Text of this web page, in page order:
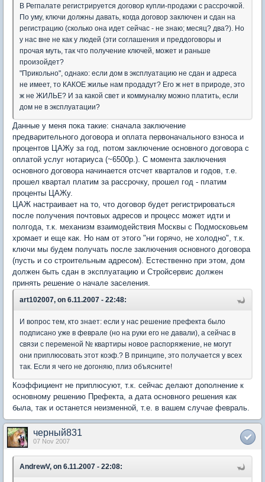
В Регпалате регистрируется договор купли-продажи с рассрочкой.
По уму, ключи должны давать, когда договор заключен и сдан на
регистрацию (сколько она идет сейчас - не знаю; месяц? два?). Но
у нас вне не как у людей (эти соглашения и преддоговоры и
прочая муть, так что получение ключей, может и раньше
произойдет?
"Прикольно", однако: если дом в эксплуатацию не сдан и адреса
не имеет, то КАКОЕ жилье нам продадут? Его ж нет в природе, это
ж не ЖИЛЬЕ? И за какой свет и коммуналку можно платить, если
дом не в эксплуатации?
Данные у меня пока такие: сначала заключение
предварительного договора и оплата первоначального взноса и
процентов ЦАЖу за год, потом заключение основного договора с
оплатой услуг нотариуса (~6500р.). С момента заключения
основного договора начинается отсчет кварталов и годов, т.е.
прошел квартал платим за рассрочку, прошел год - платим
проценты ЦАЖу.
ЦАЖ настраивает на то, что договор будет регистрироваться
после получения почтовых адресов и процесс может идти и
полгода, т.к. механизм взаимодействия Москвы с Подмосковьем
хромает и еще как. Но нам от этого "ни горячо, не холодно", т.к.
ключи мы будем получать после заключения основного договора
(пусть и со строительным адресом). Естественно при этом, дом
должен быть сдан в эксплуатацию и Стройсервис должен
принять решение о начале заселения.
art102007, on 6.11.2007 - 22:48:
И вопрос тем, кто знает: если у нас решение префекта было
подписано уже в феврале (но на руки его не давали), а сейчас в
связи с переменой № квартиры новое распоряжение, не могут
они приплюсовать этот коэф.? В принципе, это получается у всех
так. Если я чего не догоняю, плиз объясните!
Коэффициент не приплюсуют, т.к. сейчас делают дополнение к
основному решению Префекта, а дата основного решения как
была, так и останется неизменной, т.е. в вашем случае февраль.
черный831
07 Nov 2007
AndrewV, on 6.11.2007 - 22:08: